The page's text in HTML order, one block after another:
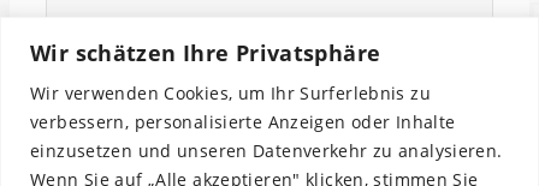
Wir schätzen Ihre Privatsphäre
Wir verwenden Cookies, um Ihr Surferlebnis zu
verbessern, personalisierte Anzeigen oder Inhalte
einzusetzen und unseren Datenverkehr zu analysieren.
Wenn Sie auf „Alle akzeptieren" klicken, stimmen Sie
Email
Indem Du fortfährst, akzeptierst Du unsere